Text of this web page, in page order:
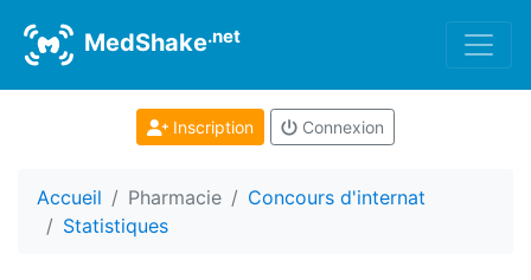
MedShake.net
Inscription Connexion
Accueil Pharmacie
Concours d'internat
Statistiques